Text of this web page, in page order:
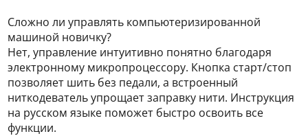
Сложно ли управлять компьютеризированной
машиной новичку?
Нет, управление интуитивно понятно благодаря
электронному микропроцессору. Кнопка старт/стоп
позволяет шить без педали, а встроенный
ниткодеватель упрощает заправку нити. Инструкция
на русском языке поможет быстро освоить все
функции.